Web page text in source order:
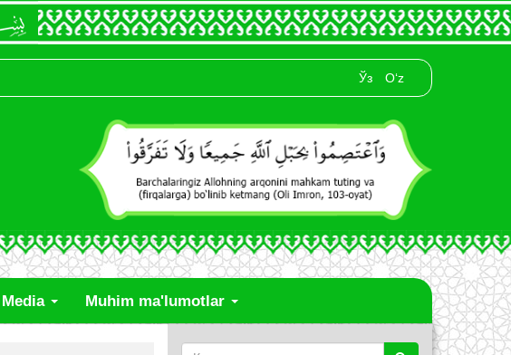
Ўз O‘z
Media Muhim ma'lumotlar